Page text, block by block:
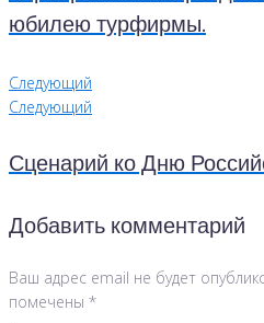
юбилею турфирмы.
Следующий
Следующий
Сценарий ко Дню
Добавить комментарий
Ваш адрес email не будет
помечены *